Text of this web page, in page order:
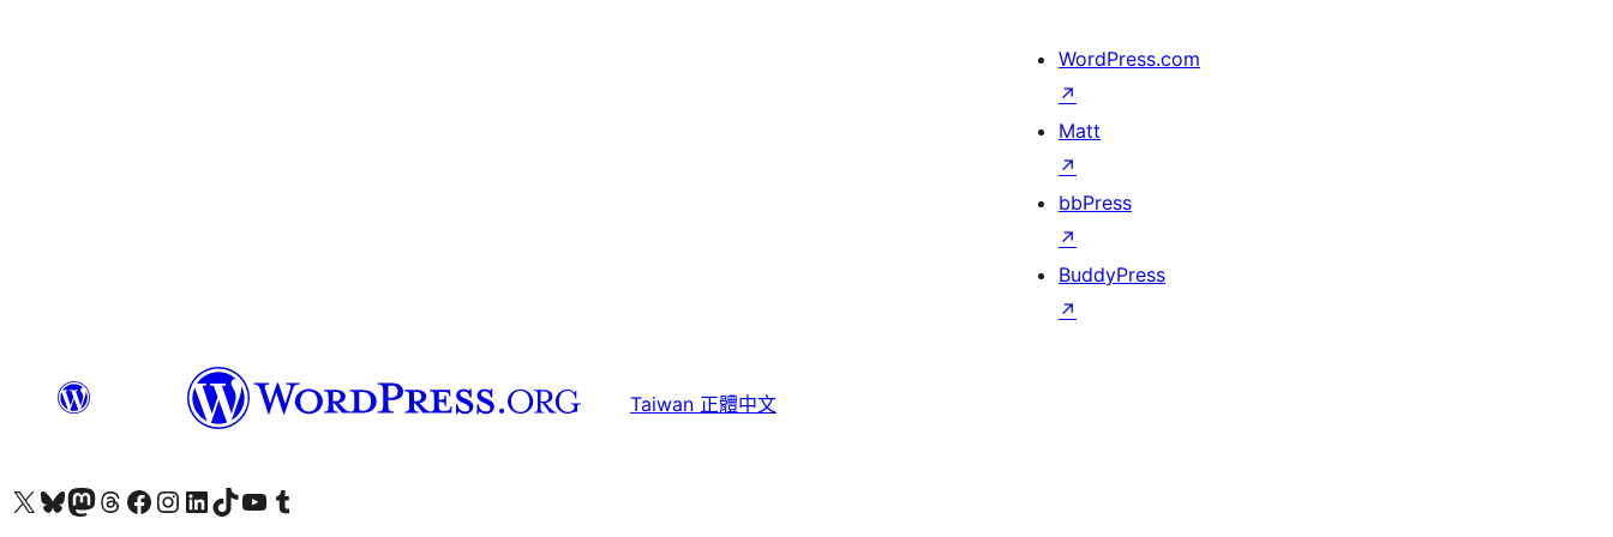
WordPress.com
↗
Matt
↗
bbPress
↗
BuddyPress
↗
Taiwan 正體中文
查看我們的 X (之前的 Twitter) 帳號造訪我們的 Bluesky 帳號造訪我們的 Mastodon 帳號造訪我們的 Threads 帳號 造訪我們的 Facebook 粉絲專頁Visit our Instagram account
Visit our LinkedIn account
造訪我們的 TikTok 帳號Visit our YouTube channel
造訪我們的 Tumblr 帳號